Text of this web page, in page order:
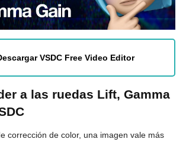
VSDC Free Video Editor
a las ruedas Lift, Gamma
corrección de color, una imagen vale más